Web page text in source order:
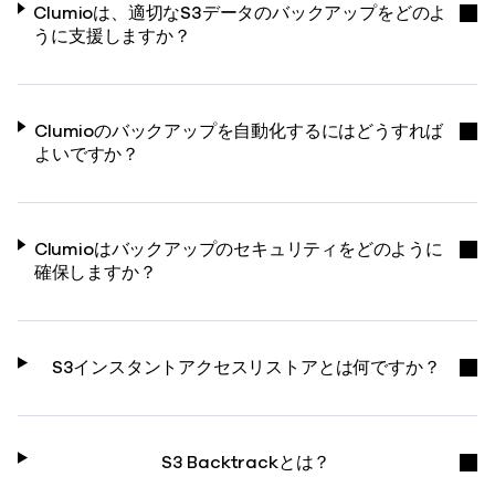
Clumioは、適切なS3データのバックアップをどのよ
うに支援しますか？
Clumioのバックアップを自動化するにはどうすれば
よいですか？
Clumioはバックアップのセキュリティをどのように
確保しますか？
S3インスタントアクセスリストアとは何ですか？
S3 Backtrackとは？